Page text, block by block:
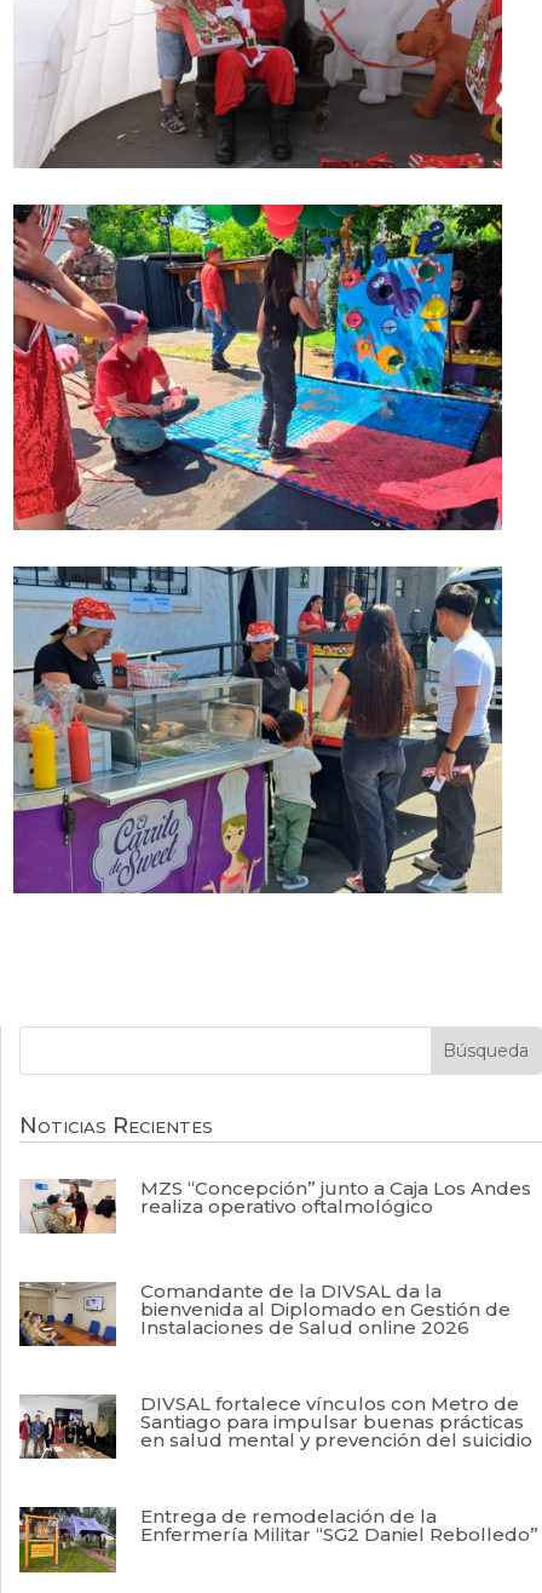
Noticias Recientes
MZS “Concepción” junto a Caja Los Andes
realiza operativo oftalmológico
Comandante de la DIVSAL da la
bienvenida al Diplomado en Gestión de
Instalaciones de Salud online 2026
DIVSAL fortalece vínculos con Metro de
Santiago para impulsar buenas prácticas
en salud mental y prevención del suicidio
Entrega de remodelación de la
Enfermería Militar “SG2 Daniel Rebolledo”